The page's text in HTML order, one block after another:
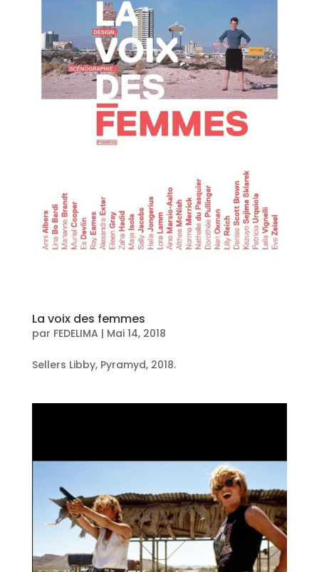
La voix des femmes
par FEDELIMA | Mai 14, 2018
Sellers Libby, Pyramyd, 2018.